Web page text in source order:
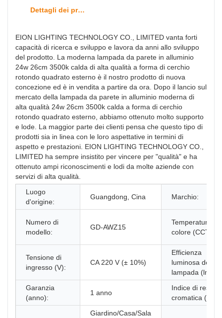
Dettagli dei prodotti
EION LIGHTING TECHNOLOGY CO., LIMITED vanta forti
capacità di ricerca e sviluppo e lavora da anni allo sviluppo
del prodotto. La moderna lampada da parete in alluminio
24w 26cm 3500k calda di alta qualità a forma di cerchio
rotondo quadrato esterno è il nostro prodotto di nuova
concezione ed è in vendita a partire da ora. Dopo il lancio sul
mercato della lampada da parete in alluminio moderna di
alta qualità 24w 26cm 3500k calda a forma di cerchio
rotondo quadrato esterno, abbiamo ottenuto molto supporto
e lode. La maggior parte dei clienti pensa che questo tipo di
prodotti sia in linea con le loro aspettative in termini di
aspetto e prestazioni. EION LIGHTING TECHNOLOGY CO.,
LIMITED ha sempre insistito per vincere per "qualità" e ha
ottenuto ampi riconoscimenti e lodi da molte aziende con
servizi di alta qualità.
Luogo
d'origine:
Guangdong, Cina Marchio:
Numero di
modello:
GD-AWZ15
Temperatura
colore (CCT):
Tensione di
ingresso (V):
CA 220 V (± 10%)
Efficienza
luminosa della
lampada (lm/w):
Garanzia
(anno):
1 anno
Indice di resa
cromatica (Ra):
Giardino/Casa/Sala